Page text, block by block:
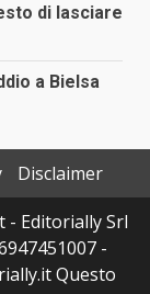
di lasciare
a Bielsa
Disclaimer
Editorially Srl
-
Questo